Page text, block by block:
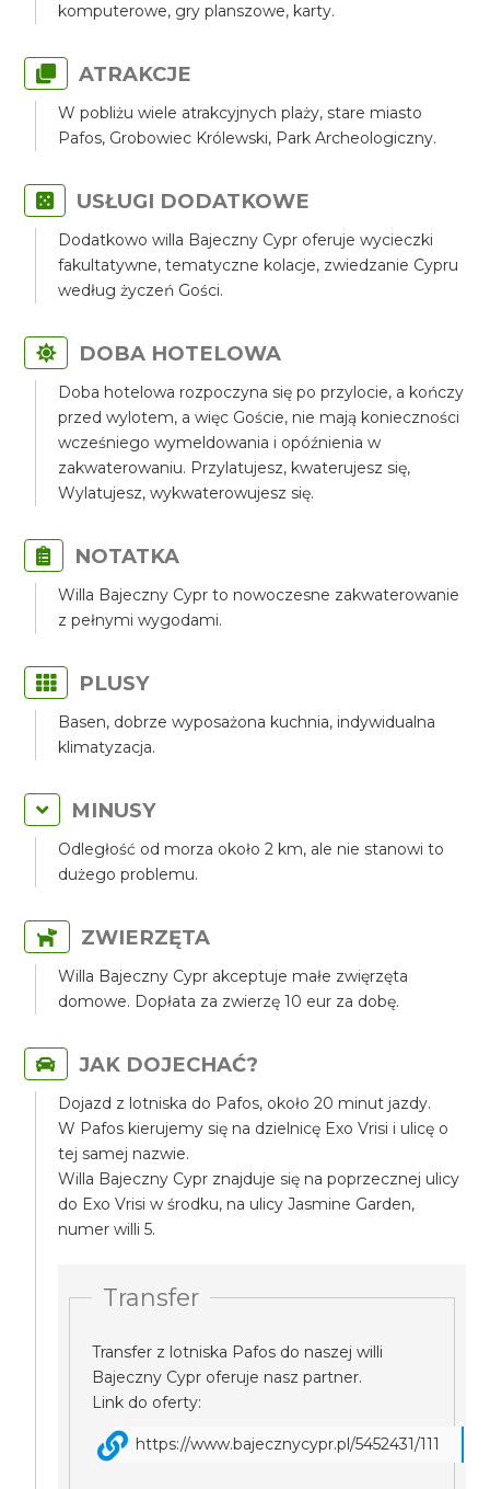
komputerowe, gry planszowe, karty.
ATRAKCJE
W pobliżu wiele atrakcyjnych plaży, stare miasto
Pafos, Grobowiec Królewski, Park Archeologiczny.
USŁUGI DODATKOWE
Dodatkowo willa Bajeczny Cypr oferuje wycieczki
fakultatywne, tematyczne kolacje, zwiedzanie Cypru
według życzeń Gości.
DOBA HOTELOWA
Doba hotelowa rozpoczyna się po przylocie, a kończy
przed wylotem, a więc Goście, nie mają konieczności
wcześniego wymeldowania i opóźnienia w
zakwaterowaniu. Przylatujesz, kwaterujesz się,
Wylatujesz, wykwaterowujesz się.
NOTATKA
Willa Bajeczny Cypr to nowoczesne zakwaterowanie
z pełnymi wygodami.
PLUSY
Basen, dobrze wyposażona kuchnia, indywidualna
klimatyzacja.
MINUSY
Odległość od morza około 2 km, ale nie stanowi to
dużego problemu.
ZWIERZĘTA
Willa Bajeczny Cypr akceptuje małe zwięrzęta
domowe. Dopłata za zwierzę 10 eur za dobę.
JAK DOJECHAĆ?
Dojazd z lotniska do Pafos, około 20 minut jazdy.
W Pafos kierujemy się na dzielnicę Exo Vrisi i ulicę o
tej samej nazwie.
Willa Bajeczny Cypr znajduje się na poprzecznej ulicy
do Exo Vrisi w środku, na ulicy Jasmine Garden,
numer willi 5.
Transfer
Transfer z lotniska Pafos do naszej willi
Bajeczny Cypr oferuje nasz partner.
Link do oferty:
https://www.bajecznycypr.pl/5452431/111